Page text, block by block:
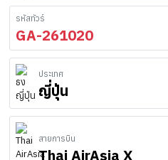
รหัสทัวร์
GA-261020
ประเทศ
ญี่ปุ่น
สายการบิน
Thai AirAsia X